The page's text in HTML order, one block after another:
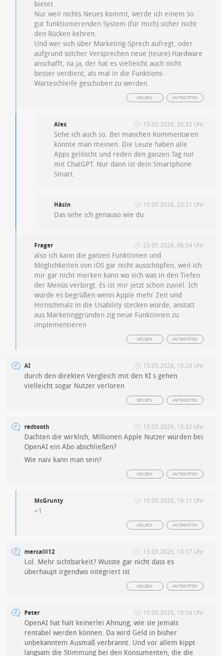
bietet.
Nur weil nichts Neues kommt, werde ich einem so
gut funktionierenden System (für mich) sicher nicht
den Rücken kehren.
Und wer sich über Marketing-Sprech aufregt, oder
aufgrund solcher Versprechen neue (teure) Hardware
anschafft, na ja, der hat es vielleicht auch nicht
besser verdient, als mal in die Funktions-
Warteschleife geschoben zu werden.
ANTWORTEN
MELDEN
Alex 15.05.2026, 20:32 Uhr
Sehe ich auch so. Bei manchen Kommentaren
könnte man meinen. Die Leute haben alle
Apps gelöscht und reden den ganzen Tag nur
mit ChatGPT. Nur dann ist dein Smartphone
Smart.
Häsin 15.05.2026, 22:21 Uhr
Das sehe ich genauso wie du
Frager 23.05.2026, 06:54 Uhr
also ich kann die ganzen Funktionen und
Möglichkeiten von iOS gar nicht ausschöpfen, weil ich
mir gar nicht merken kann wo sich was in den Tiefen
der Menüs verbirgt. Es ist mir jetzt schon zuviel. Ich
würde es begrüßen wenn Apple mehr Zeit und
Hirnschmalz in die Usability stecken würde, anstatt
aus Marketinggründen zig neue Funktionen zu
implementieren
ANTWORTEN
MELDEN
AI 15.05.2026, 10:28 Uhr
durch den direkten Vergleich mit den KI s gehen
vielleicht sogar Nutzer verloren
ANTWORTEN
MELDEN
redtooth 15.05.2026, 10:32 Uhr
Dachten die wirklich, Millionen Apple Nutzer würden bei
OpenAI ein Abo abschließen?
Wie naiv kann man sein?
ANTWORTEN
MELDEN
McGrunty 15.05.2026, 19:11 Uhr
+1
ANTWORTEN
MELDEN
mercalli12 15.05.2026, 10:37 Uhr
Lol. Mehr sichtbarkeit? Wusste gar nicht dass es
überhaupt irgendwo integriert ist
ANTWORTEN
MELDEN
Peter 15.05.2026, 10:54 Uhr
OpenAI hat halt keinerlei Ahnung, wie sie jemals
rentabel werden können. Da wird Geld in bisher
unbekanntem Ausmaß verbrannt. Und vor allem kippt
langsam die Stimmung bei den Konsumenten, die die